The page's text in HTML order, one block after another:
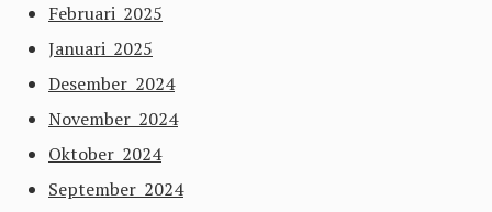
Februari 2025
Januari 2025
Desember 2024
November 2024
Oktober 2024
September 2024